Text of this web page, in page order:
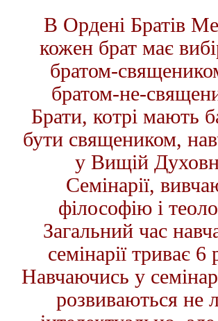
В Ордені Братів
кожен брат має
братом-
братом-не-
Брати, котрі мають
бути священиком,
у Вищій
Семінарії,
філософію і
Загальний час
семінарії триває 6
Навчаючись у
розвиваються не